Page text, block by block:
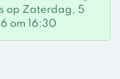
op Zaterdag, 5
om 16:30